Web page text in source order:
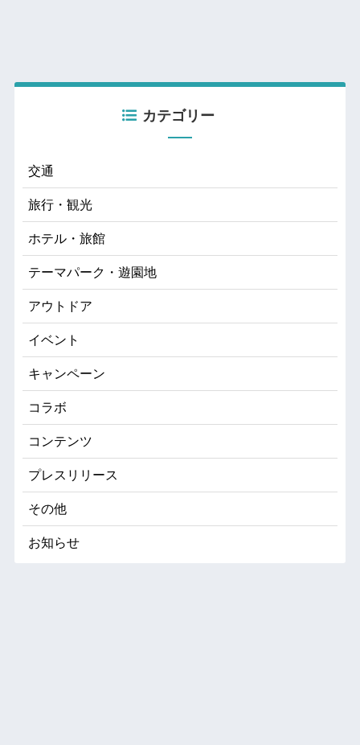
カテゴリー
交通
旅行・観光
ホテル・旅館
テーマパーク・遊園地
アウトドア
イベント
キャンペーン
コラボ
コンテンツ
プレスリリース
その他
お知らせ